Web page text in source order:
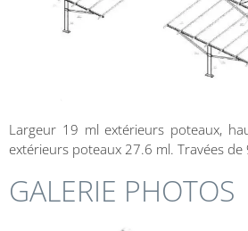
Largeur 19 ml extérieurs poteaux,
extérieurs poteaux 27.6 ml. Travées de
GALERIE PHOTOS